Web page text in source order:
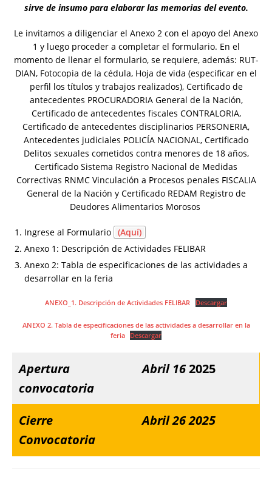
sirve de insumo para elaborar las memorias del evento.
Le invitamos a diligenciar el Anexo 2 con el apoyo del Anexo
1 y luego proceder a completar el formulario. En el
momento de llenar el formulario, se requiere, además: RUT-
DIAN, Fotocopia de la cédula, Hoja de vida (especificar en el
perfil los títulos y trabajos realizados), Certificado de
antecedentes PROCURADORIA General de la Nación,
Certificado de antecedentes fiscales CONTRALORIA,
Certificado de antecedentes disciplinarios PERSONERIA,
Antecedentes judiciales POLICÍA NACIONAL, Certificado
Delitos sexuales cometidos contra menores de 18 años,
Certificado Sistema Registro Nacional de Medidas
Correctivas RNMC Vinculación a Procesos penales FISCALIA
General de la Nación y Certificado REDAM Registro de
Deudores Alimentarios Morosos
Ingrese al Formulario (Aquí)
Anexo 1: Descripción de Actividades FELIBAR
Anexo 2: Tabla de especificaciones de las actividades a
desarrollar en la feria
ANEXO_1. Descripción de Actividades FELIBAR Descargar
ANEXO 2. Tabla de especificaciones de las actividades a desarrollar en la
feria
Descargar
Apertura
convocatoria
Abril 162025
Cierre
Convocatoria
Abril 26 2025